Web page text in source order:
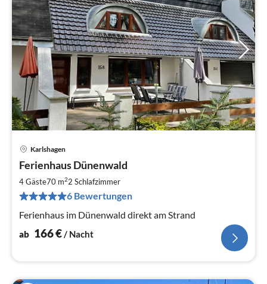
Karlshagen
Ferienhaus Dünenwald
4 Gäste70 m22 Schlafzimmer
6 Bewertungen
Ferienhaus im Dünenwald direkt am Strand
ab 166€/ Nacht